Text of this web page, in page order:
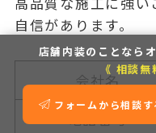
自信があります。
会社名
店舗内装のことなら
《 相談
フォームから相談す